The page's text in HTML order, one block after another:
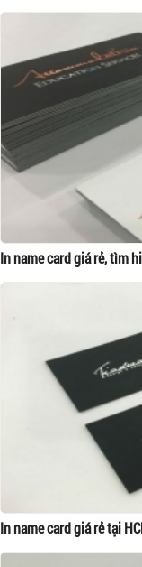
In name card giá rẻ, tìm
In name card giá rẻ tại